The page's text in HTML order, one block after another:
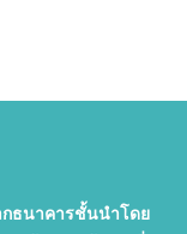
กธนาคารชั้นนำโดย